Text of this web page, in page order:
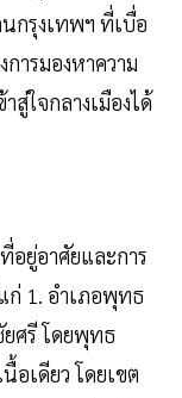
กรุงเทพฯ ที่เบื่อ
ารมองหาความ
สู่ใจกลางเมืองได้
อยู่อาศัยและการ
ก่ 1. อำเภอพุทธ
ศรี โดยพุทธ
เดียว โดยเขต